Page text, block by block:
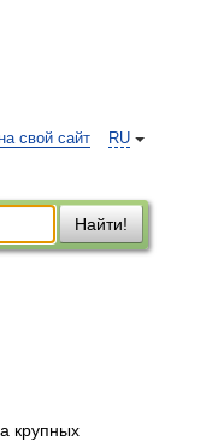
RU
свой сайт
Найти!
крупных